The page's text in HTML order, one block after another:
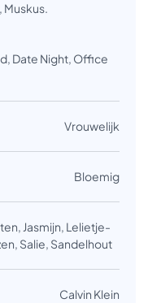
Muskus.
Date Night, Office
Vrouwelijk
Bloemig
Jasmijn, Lelietje-
Salie, Sandelhout
Calvin Klein